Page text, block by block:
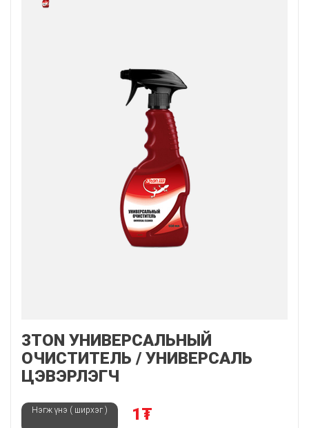
3TON УНИВЕРСАЛЬНЫЙ
ОЧИСТИТЕЛЬ / УНИВЕРСАЛЬ
ЦЭВЭРЛЭГЧ
Нэгж үнэ ( ширхэг ) 1₮